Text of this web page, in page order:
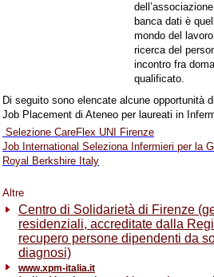
banca dati è
mondo del
ricerca del
incontro fra
qualificato.
Di seguito sono elencate alcune opportunità
Job Placement di Ateneo per laureati in
Selezione CareFlex UNI Firenze
Job International Seleziona Infermieri per la
Royal Berkshire Italy
Altre
Centro di Solidarietà di Firenze
residenziali, accreditate dalla
recupero persone dipendenti da
diagnosi)
www.xpm-italia.it